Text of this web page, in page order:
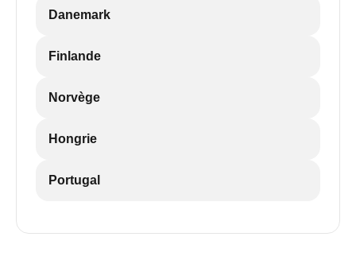
Danemark
Finlande
Norvège
Hongrie
Portugal